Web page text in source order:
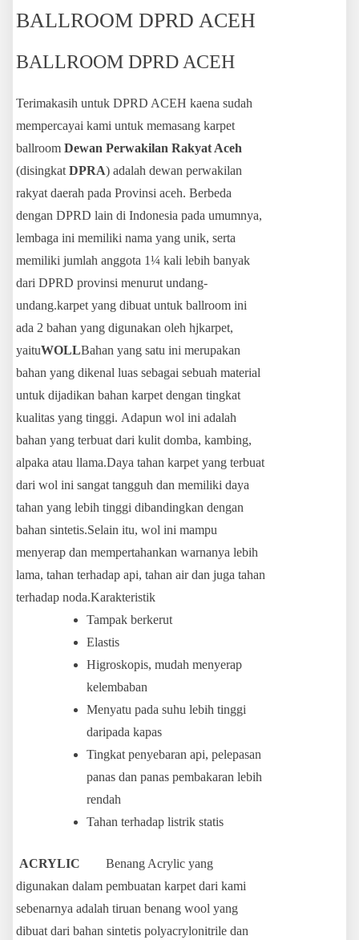
BALLROOM DPRD ACEH
BALLROOM DPRD ACEH
Terimakasih untuk DPRD ACEH kaena sudah
mempercayai kami untuk memasang karpet
ballroom Dewan Perwakilan Rakyat Aceh
(disingkat DPRA) adalah dewan perwakilan
rakyat daerah pada Provinsi aceh. Berbeda
dengan DPRD lain di Indonesia pada umumnya,
lembaga ini memiliki nama yang unik, serta
memiliki jumlah anggota 1¼ kali lebih banyak
dari DPRD provinsi menurut undang-
undang.karpet yang dibuat untuk ballroom ini
ada 2 bahan yang digunakan oleh hjkarpet,
yaituWOLLBahan yang satu ini merupakan
bahan yang dikenal luas sebagai sebuah material
untuk dijadikan bahan karpet dengan tingkat
kualitas yang tinggi. Adapun wol ini adalah
bahan yang terbuat dari kulit domba, kambing,
alpaka atau llama.Daya tahan karpet yang terbuat
dari wol ini sangat tangguh dan memiliki daya
tahan yang lebih tinggi dibandingkan dengan
bahan sintetis.Selain itu, wol ini mampu
menyerap dan mempertahankan warnanya lebih
lama, tahan terhadap api, tahan air dan juga tahan
terhadap noda.Karakteristik
Tampak berkerut
Elastis
Higroskopis, mudah menyerap
kelembaban
Menyatu pada suhu lebih tinggi
daripada kapas
Tingkat penyebaran api, pelepasan
panas dan panas pembakaran lebih
rendah
Tahan terhadap listrik statis
ACRYLIC
Benang Acrylic yang
digunakan dalam pembuatan karpet dari kami
sebenarnya adalah tiruan benang wool yang
dibuat dari bahan sintetis polyacrylonitrile dan